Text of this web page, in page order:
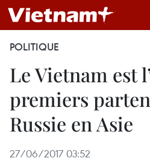
POLITIQUE
Le Vietnam est
premiers
Russie en Asie
27/06/2017 03:52